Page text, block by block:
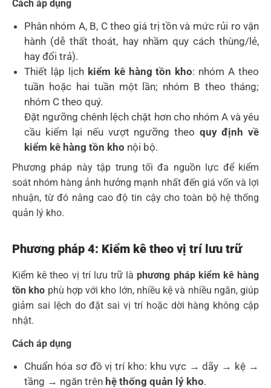
Cách áp dụng
Phân nhóm A, B, C theo giá trị tồn và mức rủi ro vận
hành (dễ thất thoát, hay nhầm quy cách thùng/lẻ,
hay đổi trả).
Thiết lập lịch kiểm kê hàng tồn kho: nhóm A theo
tuần hoặc hai tuần một lần; nhóm B theo tháng;
nhóm C theo quý.
Đặt ngưỡng chênh lệch chặt hơn cho nhóm A và yêu
cầu kiểm lại nếu vượt ngưỡng theo quy định về
kiểm kê hàng tồn kho nội bộ.
Phương pháp này tập trung tối đa nguồn lực để kiểm
soát nhóm hàng ảnh hưởng mạnh nhất đến giá vốn và lợi
nhuận, từ đó nâng cao độ tin cậy cho toàn bộ hệ thống
quản lý kho.
Phương pháp 4: Kiểm kê theo vị trí lưu trữ
Kiểm kê theo vị trí lưu trữ làphương pháp kiểm kê hàng
tồn kho phù hợp với kho lớn, nhiều kệ và nhiều ngăn, giúp
giảm sai lệch do đặt sai vị trí hoặc dời hàng không cập
nhật.
Cách áp dụng
Chuẩn hóa sơ đồ vị trí kho: khu vực → dãy → kệ →
tầng → ngăn trên hệ thống quản lý kho.